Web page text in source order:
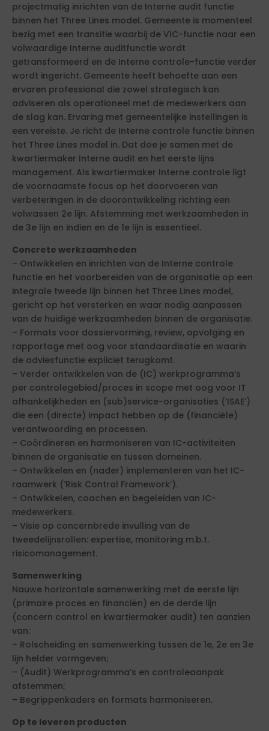
projectmatig inrichten van de Interne audit functie
binnen het Three Lines model. Gemeente is momenteel
bezig met een transitie waarbij de VIC-functie naar een
volwaardige Interne auditfunctie wordt
getransformeerd en de Interne controle-functie verder
wordt ingericht. Gemeente heeft behoefte aan een
ervaren professional die zowel strategisch kan
adviseren als operationeel met de medewerkers aan
de slag kan. Ervaring met gemeentelijke instellingen is
een vereiste. Je richt de Interne controle functie binnen
het Three Lines model in. Dat doe je samen met de
kwartiermaker Interne audit en het eerste lijns
management. Als kwartiermaker Interne controle ligt
de voornaamste focus op het doorvoeren van
verbeteringen in de doorontwikkeling richting een
volwassen 2e lijn. Afstemming met werkzaamheden in
de 3e lijn en indien en de 1e lijn is essentieel.
Concrete werkzaamheden
– Ontwikkelen en inrichten van de Interne controle
functie en het voorbereiden van de organisatie op een
integrale tweede lijn binnen het Three Lines model,
gericht op het versterken en waar nodig aanpassen
van de huidige werkzaamheden binnen de organisatie.
– Formats voor dossiervorming, review, opvolging en
rapportage met oog voor standaardisatie en waarin
de adviesfunctie expliciet terugkomt.
– Verder ontwikkelen van de (IC) werkprogramma’s
per controlegebied/proces in scope met oog voor IT
afhankelijkheden en (sub)service-organisaties (‘ISAE’)
die een (directe) impact hebben op de (financiële)
verantwoording en processen.
– Coördineren en harmoniseren van IC-activiteiten
binnen de organisatie en tussen domeinen.
– Ontwikkelen en (nader) implementeren van het IC-
raamwerk (‘Risk Control Framework’).
– Ontwikkelen, coachen en begeleiden van IC-
medewerkers.
– Visie op concernbrede invulling van de
tweedelijnsrollen: expertise, monitoring m.b.t.
risicomanagement.
Samenwerking
Nauwe horizontale samenwerking met de eerste lijn
(primaire proces en financiën) en de derde lijn
(concern control en kwartiermaker audit) ten aanzien
van:
– Rolscheiding en samenwerking tussen de 1e, 2e en 3e
lijn helder vormgeven;
– (Audit) Werkprogramma’s en controleaanpak
afstemmen;
– Begrippenkaders en formats harmoniseren.
Op te leveren producten